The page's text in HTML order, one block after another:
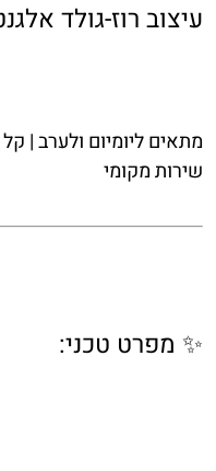
עיצוב רוז-גולד
מתאים ליומיום ולערב |
שירות מקומי
✨ מפרט טכני: